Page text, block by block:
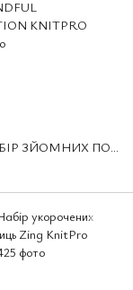
36311 НАБІР ЗЙОМНИХ ПОВОРОТНИХ МЕТАЛЕВИХ СПІЦ 10СМ «THE KINDNESS SET» MINDFUL COLLECTION KNITPRO